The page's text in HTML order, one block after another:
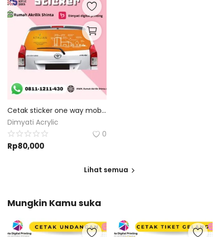
Cetak sticker one way mobil - Custom size dan Custom Desain
Dimyati Acrylic
0
Rp80,000
Lihat semua
Mungkin Kamu suka